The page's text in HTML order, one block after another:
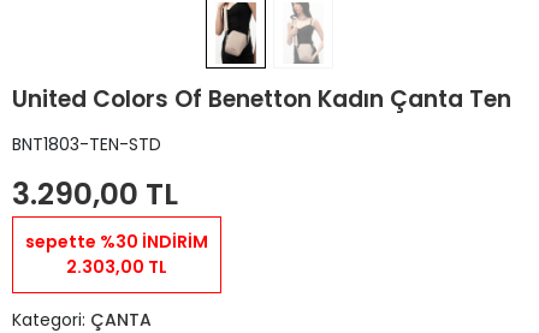
United Colors Of Benetton Kadın Çanta Ten
BNT1803-TEN-STD
3.290,00 TL
sepette %30 İNDİRİM
2.303,00 TL
Kategori: ÇANTA